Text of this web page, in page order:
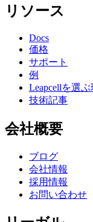
リソース
Docs
価格
サポート
例
Leapcellを選ぶ
技術記事
会社概要
ブログ
会社情報
採用情報
お問い合わせ